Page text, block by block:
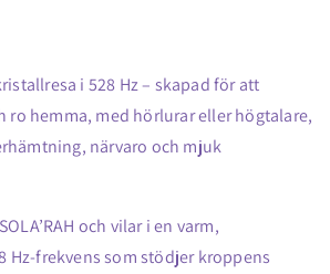
i 528 Hz – skapad för att
ro hemma, med hörlurar eller högtalare,
närvaro och mjuk
och vilar i en varm,
Hz-frekvens som stödjer kroppens